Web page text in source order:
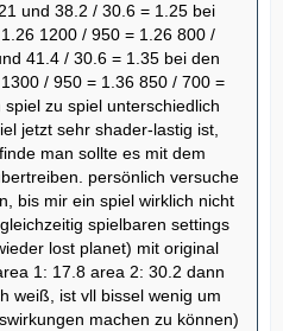
und 38.2 / 30.6 = 1.25 bei
1200 / 950 = 1.26 800 /
41.4 / 30.6 = 1.35 bei den
/ 950 = 1.36 850 / 700 =
zu spiel unterschiedlich
jetzt sehr shader-lastig ist,
man sollte es mit dem
persönlich versuche
bis mir ein spiel wirklich nicht
spielbaren settings
lost planet) mit original
1: 17.8 area 2: 30.2 dann
weiß, ist vll bissel wenig um
machen zu können)